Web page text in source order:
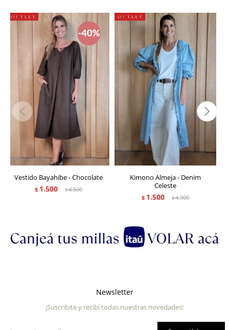
Vestido Bayahibe - Chocolate
$ 1.500 $4.500
Kimono Almeja - Denim
Celeste
$ 1.500 $4.900
Newsletter
¡Suscribite y recibí todas nuestras novedades!